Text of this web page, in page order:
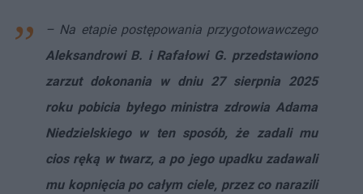
– Na etapie postępowania przygotowawczego
Aleksandrowi B. i Rafałowi G. przedstawiono
zarzut dokonania w dniu 27 sierpnia 2025
roku pobicia byłego ministra zdrowia Adama
Niedzielskiego w ten sposób, że zadali mu
cios ręką w twarz, a po jego upadku zadawali
mu kopnięcia po całym ciele, przez co narazili